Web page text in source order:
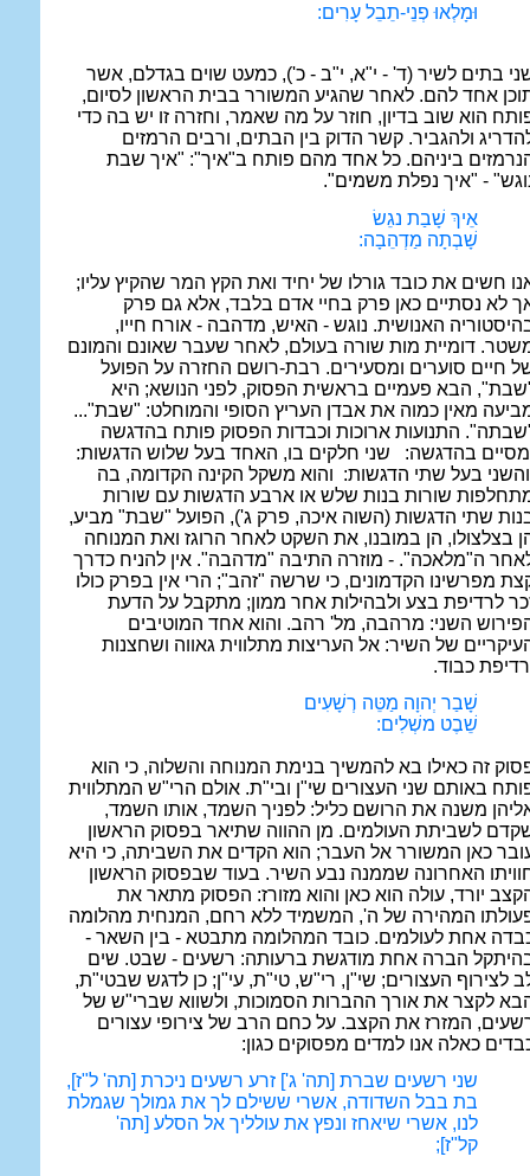
וּמָלְאוּ פְנֵי-תֵבֵל עָרִים:
בתים לשיר (ד' - י"א, י"ב - כ'), כמעט שוים בגדלם, אשר
אחד להם. לאחר שהגיע המשורר בבית הראשון לסיום,
הוא שוב בדיון, חוזר על מה שאמר, וחזרה זו יש בה כדי
ולהגביר. קשר הדוק בין הבתים, ורבים הרמזים
ביניהם. כל אחד מהם פותח ב"איך": "איך שבת
- "איך נפלת משמים".
אֵיךְ שָׁבַת נגֵשׂ
שָׁבְתָה מַדְהֵבָה:
חשים את כובד גורלו של יחיד ואת הקץ המר שהקיץ עליו;
לא נסתיים כאן פרק בחיי אדם בלבד, אלא גם פרק
האנושית. נוגש - האיש, מדהבה - אורח חייו,
דומיית מות שורה בעולם, לאחר שעבר שאונם והמונם
חיים סוערים ומסעירים. רבת-רושם החזרה על הפועל
הבא פעמיים בראשית הפסוק, לפני הנושא; היא
מאין כמוה את אבדן העריץ הסופי והמוחלט: "שבת"...
התנועות ארוכות וכבדות הפסוק פותח בהדגשה
בהדגשה:
שני חלקים בו, האחד בעל שלוש הדגשות:
בעל שתי הדגשות: והוא משקל הקינה הקדומה, בה
שורות בנות שלש או ארבע הדגשות עם שורות
שתי הדגשות (השוה איכה, פרק ג'), הפועל "שבת" מביע,
בצלצולו, הן במובנו, את השקט לאחר הרוגז ואת המנוחה
ה"מלאכה". - מוזרה התיבה "מדהבה". אין להניח כדרך
מפרשינו הקדמונים, כי שרשה "זהב"; הרי אין בפרק כולו
לרדיפת בצע ולבהילות אחר ממון; מתקבל על הדעת
השני: מרהבה, מל' רהב. והוא אחד המוטיבים
של השיר: אל העריצות מתלווית גאווה ושחצנות
כבוד.
שָׁבַר יְהוָה מַטֵּה רְשָׁעִים
שֵׁבֶט משְׁלִים:
זה כאילו בא להמשיך בנימת המנוחה והשלוה, כי הוא
באותם שני העצורים שי"ן ובי"ת. אולם הרי"ש המתלווית
משנה את הרושם כליל: לפניך השמד, אותו השמד,
לשביתת העולמים. מן ההווה שתיאר בפסוק הראשון
כאן המשורר אל העבר; הוא הקדים את השביתה, כי היא
האחרונה שממנה נבע השיר. בעוד שבפסוק הראשון
יורד, עולה הוא כאן והוא מזורז: הפסוק מתאר את
המהירה של ה', המשמיד ללא רחם, המנחית מהלומה
אחת לעולמים. כובד המהלומה מתבטא - בין השאר -
הברה אחת מודגשת ברעותה: רשעים - שבט. שים
לצירוף העצורים; שי"ן, רי"ש, טי"ת, עי"ן; כן לדגש שבטי"ת,
לקצר את אורך ההברות הסמוכות, ולשווא שברי"ש של
המזרז את הקצב. על כחם הרב של צירופי עצורים
כאלה אנו למדים מפסוקים כגון:
שני רשעים שברת [תה' ג'] זרע רשעים ניכרת [תה' ל"ז],
בת בבל השדודה, אשרי ששילם לך את גמולך שגמלת
לנו, אשרי שיאחז ונפץ את עולליך אל הסלע [תה'
קל"ז];